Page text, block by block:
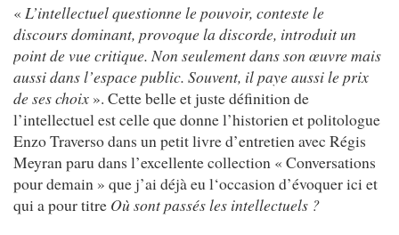
« L’intellectuel questionne le pouvoir, conteste le
discours dominant, provoque la discorde, introduit un
point de vue critique. Non seulement dans son œuvre mais
aussi dans l’espace public. Souvent, il paye aussi le prix
de ses choix ». Cette belle et juste définition de
l’intellectuel est celle que donne l’historien et politologue
Enzo Traverso dans un petit livre d’entretien avec Régis
Meyran paru dans l’excellente collection « Conversations
pour demain » que j’ai déjà eu l‘occasion d’évoquer ici et
qui a pour titre Où sont passés les intellectuels ?